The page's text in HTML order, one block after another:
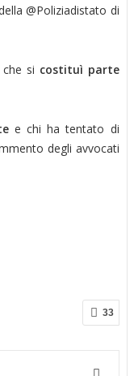
@Poliziadistato di
si costituì parte
e chi ha tentato di
degli avvocati
33